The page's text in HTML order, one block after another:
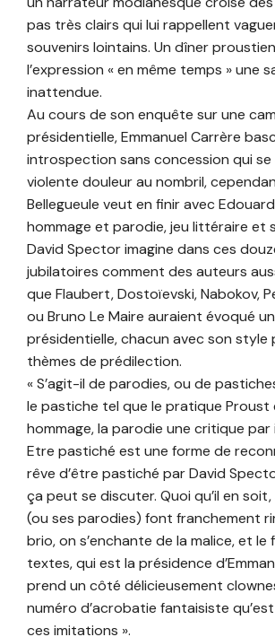
pas très clairs qui lui rappellent
souvenirs lointains. Un dîner
l’expression « en même temps » une
inattendue.
Au cours de son enquête sur une
présidentielle, Emmanuel Carrère
introspection sans concession qui se
violente douleur au nombril,
Bellegueule veut en finir avec
hommage et parodie, jeu littéraire et
David Spector imagine dans ces
jubilatoires comment des auteurs
que Flaubert, Dostoïevski, Nabokov,
ou Bruno Le Maire auraient évoqué
présidentielle, chacun avec son style
thèmes de prédilection.
« S’agit-il de parodies, ou de
le pastiche tel que le pratique Proust
hommage, la parodie une critique
Etre pastiché est une forme de
rêve d’être pastiché par David
ça peut se discuter. Quoi qu’il en
(ou ses parodies) font franchement
brio, on s’enchante de la malice, et le
textes, qui est la présidence
prend un côté délicieusement
numéro d’acrobatie fantaisiste
ces imitations ».